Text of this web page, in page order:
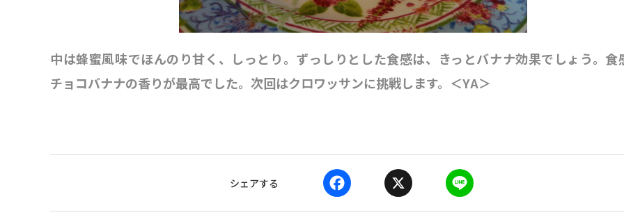
中は蜂蜜風味でほんのり甘く、しっとり。ずっしりとした食感は、きっとバナナ効果でしょう。食
チョコバナナの香りが最高でした。次回はクロワッサンに挑戦します。＜YA＞
シェアする
a i